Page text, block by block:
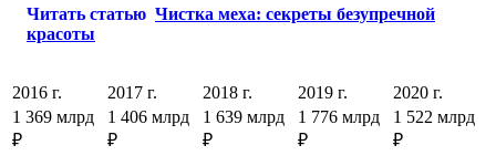
Читать статью Чистка меха: секреты безупречной
красоты
2016 г. 2017 г. 2018 г. 2019 г.
2020 г.
1 369 млрд
₽
1 406 млрд
₽
1 639 млрд
₽
1 776 млрд
₽
1 522 млрд
₽